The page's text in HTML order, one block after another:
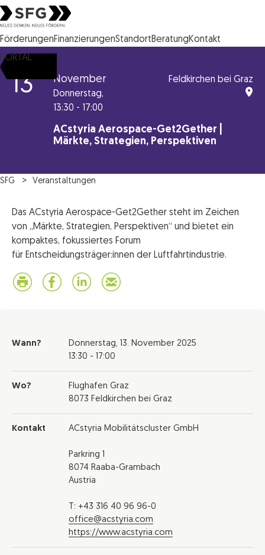
Steirische Wirtschaftsförderungsgesellschaft mbH SFG Logo
FörderungenFinanzierungenStandortBeratungKontakt
PORTAL
13 November
Donnerstag,
13:30 - 17:00
ACstyria Aerospace-Get2Gether |
Märkte, Strategien, Perspektiven
Feldkirchen bei Graz
SFG Veranstaltungen
Das ACstyria Aerospace-Get2Gether steht im Zeichen
von „Märkte, Strategien, Perspektiven“ und bietet ein
kompaktes, fokussiertes Forum
für Entscheidungsträger:innen der Luftfahrtindustrie.
Wann? Donnerstag, 13. November 2025
13:30 - 17:00
Wo?
Flughafen Graz
8073 Feldkirchen bei Graz
Kontakt ACstyria Mobilitätscluster GmbH
Parkring 1
8074 Raaba-Grambach
Austria
T: +43 316 40 96 96-0
office@acstyria.com
https://www.acstyria.com